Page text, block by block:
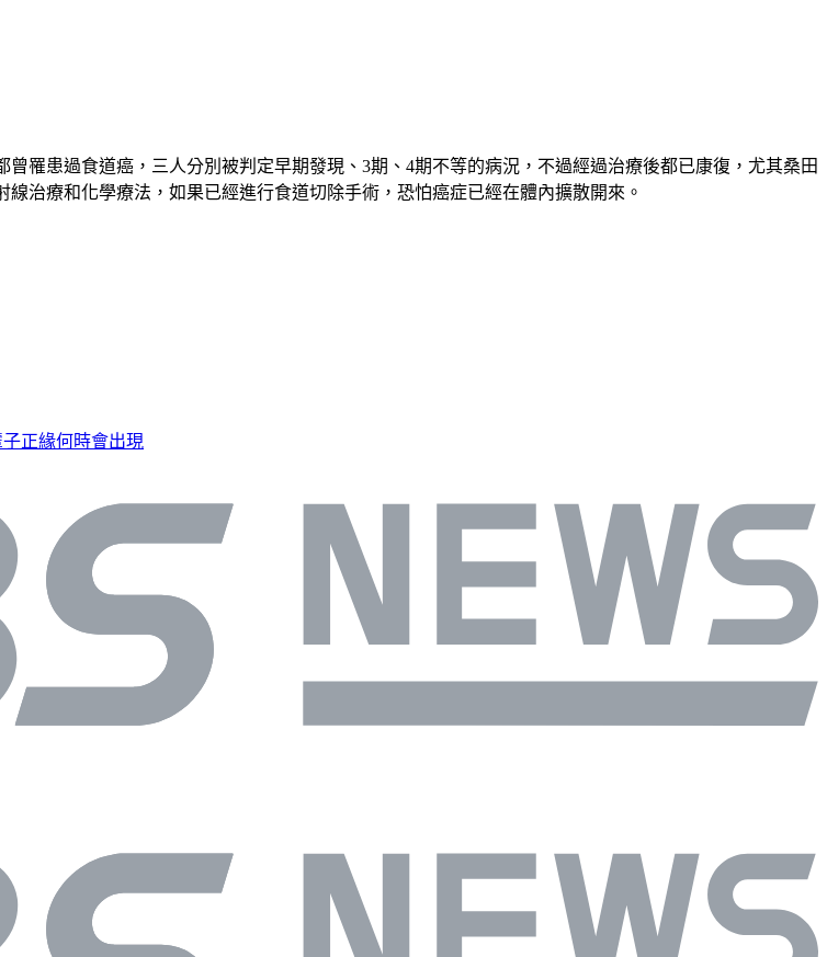
罹患過食道癌，三人分別被判定早期發現、3期、4期不等的病況，不過經過治療後都已康復，尤其桑田
治療和化學療法，如果已經進行食道切除手術，恐怕癌症已經在體內擴散開來。
正緣何時會出現